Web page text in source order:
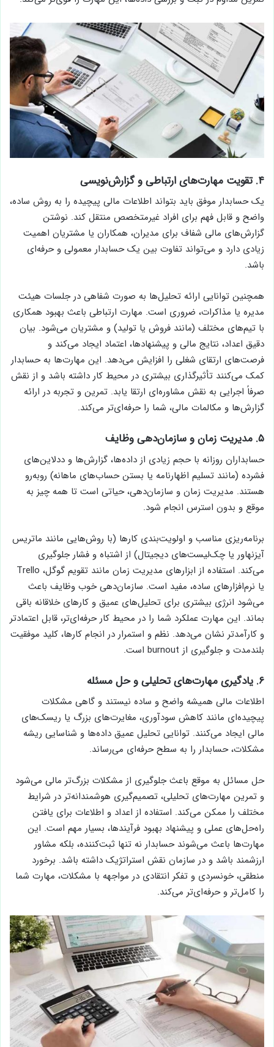
۴. تقویت مهارت‌های ارتباطی و گزارش‌نویسی
یک حسابدار موفق باید بتواند اطلاعات مالی پیچیده را به روش ساده،
واضح و قابل فهم برای افراد غیرمتخصص منتقل کند. نوشتن
گزارش‌های مالی شفاف برای مدیران، همکاران یا مشتریان اهمیت
زیادی دارد و می‌تواند تفاوت بین یک حسابدار معمولی و حرفه‌ای
باشد.
همچنین توانایی ارائه تحلیل‌ها به صورت شفاهی در جلسات هیئت
مدیره یا مذاکرات، ضروری است. مهارت ارتباطی باعث بهبود همکاری
با تیم‌های مختلف (مانند فروش یا تولید) و مشتریان می‌شود. بیان
دقیق اعداد، نتایج مالی و پیشنهادها، اعتماد ایجاد می‌کند و
فرصت‌های ارتقای شغلی را افزایش می‌دهد. این مهارت‌ها به حسابدار
کمک می‌کنند تأثیرگذاری بیشتری در محیط کار داشته باشد و از نقش
صرفاً اجرایی به نقش مشاوره‌ای ارتقا یابد. تمرین و تجربه در ارائه
گزارش‌ها و مکالمات مالی، شما را حرفه‌ای‌تر می‌کند.
۵. مدیریت زمان و سازمان‌دهی وظایف
حسابداران روزانه با حجم زیادی از داده‌ها، گزارش‌ها و ددلاین‌های
فشرده (مانند تسلیم اظهارنامه یا بستن حساب‌های ماهانه) روبه‌رو
هستند. مدیریت زمان و سازمان‌دهی، حیاتی است تا همه چیز به
موقع و بدون استرس انجام شود.
برنامه‌ریزی مناسب و اولویت‌بندی کارها (با روش‌هایی مانند ماتریس
آیزنهاور یا چک‌لیست‌های دیجیتال) از اشتباه و فشار جلوگیری
می‌کند. استفاده از ابزارهای مدیریت زمان مانند تقویم گوگل، Trello
یا نرم‌افزارهای ساده، مفید است. سازمان‌دهی خوب وظایف باعث
می‌شود انرژی بیشتری برای تحلیل‌های عمیق و کارهای خلاقانه باقی
بماند. این مهارت عملکرد شما را در محیط کار حرفه‌ای‌تر، قابل اعتمادتر
و کارآمدتر نشان می‌دهد. نظم و استمرار در انجام کارها، کلید موفقیت
بلندمدت و جلوگیری از burnout است.
۶. یادگیری مهارت‌های تحلیلی و حل مسئله
اطلاعات مالی همیشه واضح و ساده نیستند و گاهی مشکلات
پیچیده‌ای مانند کاهش سودآوری، مغایرت‌های بزرگ یا ریسک‌های
مالی ایجاد می‌کنند. توانایی تحلیل عمیق داده‌ها و شناسایی ریشه
مشکلات، حسابدار را به سطح حرفه‌ای می‌رساند.
حل مسائل به موقع باعث جلوگیری از مشکلات بزرگ‌تر مالی می‌شود
و تمرین مهارت‌های تحلیلی، تصمیم‌گیری هوشمندانه‌تر در شرایط
مختلف را ممکن می‌کند. استفاده از اعداد و اطلاعات برای یافتن
راه‌حل‌های عملی و پیشنهاد بهبود فرآیندها، بسیار مهم است. این
مهارت‌ها باعث می‌شوند حسابدار نه تنها ثبت‌کننده، بلکه مشاور
ارزشمند باشد و در سازمان نقش استراتژیک داشته باشد. برخورد
منطقی، خونسردی و تفکر انتقادی در مواجهه با مشکلات، مهارت شما
را کامل‌تر و حرفه‌ای‌تر می‌کند.